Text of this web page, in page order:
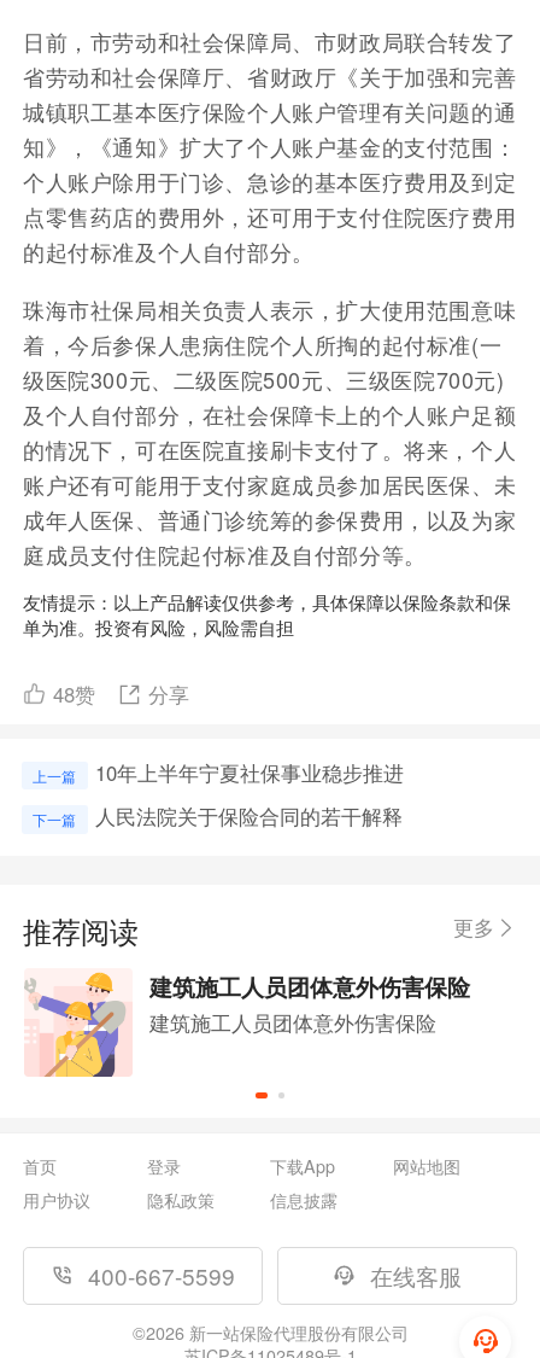
日前，市劳动和社会保障局、市财政局联合转发了
省劳动和社会保障厅、省财政厅《关于加强和完善
城镇职工基本医疗保险个人账户管理有关问题的通
知》，《通知》扩大了个人账户基金的支付范围：
个人账户除用于门诊、急诊的基本医疗费用及到定
点零售药店的费用外，还可用于支付住院医疗费用
的起付标准及个人自付部分。
珠海市社保局相关负责人表示，扩大使用范围意味
着，今后参保人患病住院个人所掏的起付标准(一
级医院300元、二级医院500元、三级医院700元)
及个人自付部分，在社会保障卡上的个人账户足额
的情况下，可在医院直接刷卡支付了。将来，个人
账户还有可能用于支付家庭成员参加居民医保、未
成年人医保、普通门诊统筹的参保费用，以及为家
庭成员支付住院起付标准及自付部分等。
友情提示：以上产品解读仅供参考，具体保障以保险条款和保
单为准。投资有风险，风险需自担
48赞 分享
上一篇 10年上半年宁夏社保事业稳步推进
下一篇 人民法院关于保险合同的若干解释
推荐阅读 更多
建筑施工人员团体意外伤害保险
建筑施工人员团体意外伤害保险
首页 登录 下载App
网站地图
用户协议
隐私政策 信息披露
400-667-5599 在线客服
©2026新一站保险代理股份有限公司